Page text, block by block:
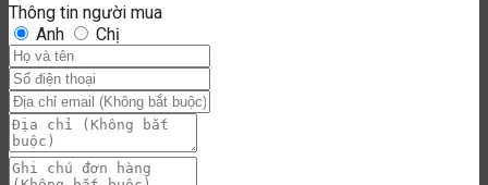
Thông tin người mua
Anh
Chị